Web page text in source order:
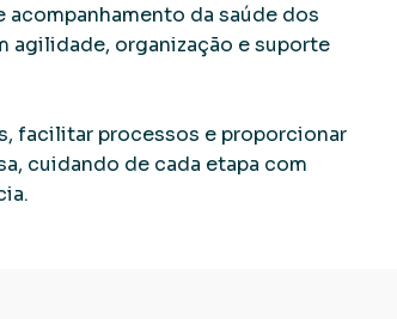
da saúde dos
agilidade, organização e suporte
facilitar processos e proporcionar
cuidando de cada etapa com